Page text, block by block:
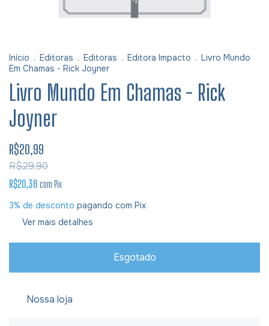
Início . Editoras . Editoras . Editora Impacto . Livro Mundo
Em Chamas - Rick Joyner
Livro Mundo Em Chamas - Rick
Joyner
R$20,99
R$29,90
R$20,36 com Pix
3% de desconto pagando com Pix
Ver mais detalhes
Nossa loja